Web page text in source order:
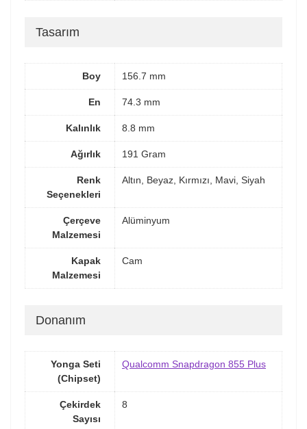
Tasarım
Boy 156.7 mm
En 74.3 mm
Kalınlık 8.8 mm
Ağırlık 191 Gram
Renk
Seçenekleri
Altın, Beyaz, Kırmızı, Mavi, Siyah
Çerçeve
Malzemesi
Alüminyum
Kapak
Malzemesi
Cam
Donanım
Yonga Seti
(Chipset)
Qualcomm Snapdragon 855 Plus
Çekirdek
Sayısı
8